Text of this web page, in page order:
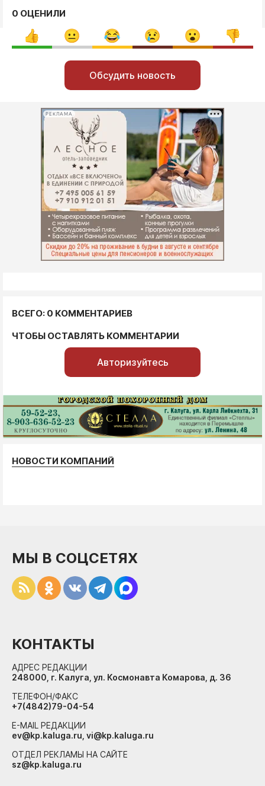
0 ОЦЕНИЛИ
Обсудить новость
РЕКЛАМА
ВСЕГО: 0 КОММЕНТАРИЕВ
ЧТОБЫ ОСТАВЛЯТЬ КОММЕНТАРИИ
Авторизуйтесь
НОВОСТИ КОМПАНИЙ
МЫ В СОЦСЕТЯХ
КОНТАКТЫ
АДРЕС РЕДАКЦИИ
248000, г. Калуга, ул. Космонавта Комарова, д. 36
ТЕЛЕФОН/ФАКС
+7(4842)79-04-54
E-MAIL РЕДАКЦИИ
ev@kp.kaluga.ru, vi@kp.kaluga.ru
ОТДЕЛ РЕКЛАМЫ НА САЙТЕ
sz@kp.kaluga.ru